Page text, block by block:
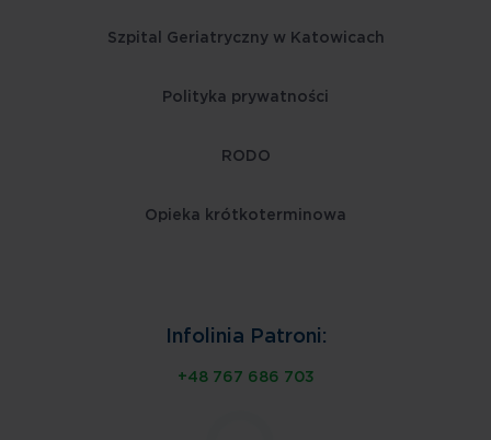
Szpital Geriatryczny w Katowicach
Polityka prywatności
RODO
Opieka krótkoterminowa
Infolinia Patroni:
+48 767 686 703